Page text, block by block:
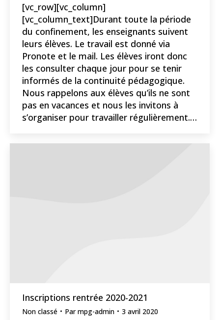
[vc_row][vc_column]
[vc_column_text]Durant toute la période
du confinement, les enseignants suivent
leurs élèves. Le travail est donné via
Pronote et le mail. Les élèves iront donc
les consulter chaque jour pour se tenir
informés de la continuité pédagogique.
Nous rappelons aux élèves qu’ils ne sont
pas en vacances et nous les invitons à
s’organiser pour travailler régulièrement.…
Inscriptions rentrée 2020-2021
Non classé Parmpg-admin 3 avril 2020